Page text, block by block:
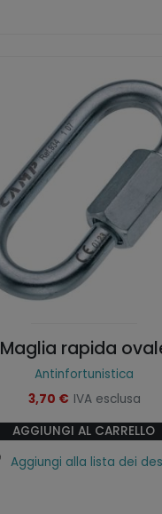
Maglia rapida
Antinfortunistica
3,70 € IVA esclusa
AGGIUNGI AL CARRELLO
Aggiungi alla lista dei